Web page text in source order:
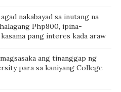
nakabayad sa inutang na
Php800, ipina-
pang interes kada araw
ang tinanggap ng
para sa kaniyang College